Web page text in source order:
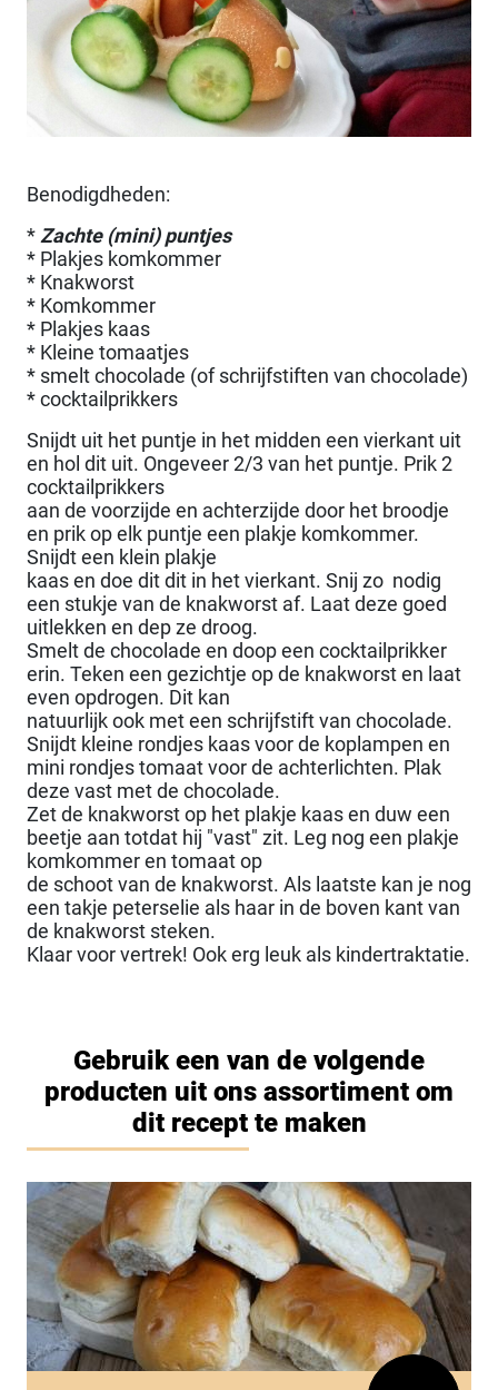
Benodigdheden:
* Zachte (mini) puntjes
* Plakjes komkommer
* Knakworst
* Komkommer
* Plakjes kaas
* Kleine tomaatjes
* smelt chocolade (of schrijfstiften van chocolade)
* cocktailprikkers
Snijdt uit het puntje in het midden een vierkant uit
en hol dit uit. Ongeveer 2/3 van het puntje. Prik 2
cocktailprikkers
aan de voorzijde en achterzijde door het broodje
en prik op elk puntje een plakje komkommer.
Snijdt een klein plakje
kaas en doe dit dit in het vierkant. Snij zo nodig
een stukje van de knakworst af. Laat deze goed
uitlekken en dep ze droog.
Smelt de chocolade en doop een cocktailprikker
erin. Teken een gezichtje op de knakworst en laat
even opdrogen. Dit kan
natuurlijk ook met een schrijfstift van chocolade.
Snijdt kleine rondjes kaas voor de koplampen en
mini rondjes tomaat voor de achterlichten. Plak
deze vast met de chocolade.
Zet de knakworst op het plakje kaas en duw een
beetje aan totdat hij "vast" zit. Leg nog een plakje
komkommer en tomaat op
de schoot van de knakworst. Als laatste kan je nog
een takje peterselie als haar in de boven kant van
de knakworst steken.
Klaar voor vertrek! Ook erg leuk als kindertraktatie.
Gebruik een van de volgende
producten uit ons assortiment om
dit recept te maken